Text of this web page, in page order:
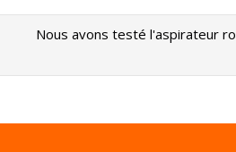
Nous avons testé l'aspirateur